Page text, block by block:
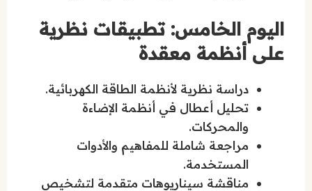
اليوم الخامس: تطبيقات نظرية
على أنظمة معقدة
دراسة نظرية لأنظمة الطاقة الكهربائية.
تحليل أعطال في أنظمة الإضاءة
والمحركات.
مراجعة شاملة للمفاهيم والأدوات
المستخدمة.
مناقشة سيناريوهات متقدمة لتشخيص